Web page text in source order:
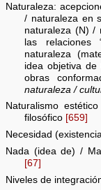
Naturaleza:
/ naturaleza en
naturaleza (N) /
las relaciones
naturaleza
idea objetiva de
obras
naturaleza /
Naturalismo estético
filosófico [659]
Necesidad
Nada (idea de) /
[67]
Niveles de